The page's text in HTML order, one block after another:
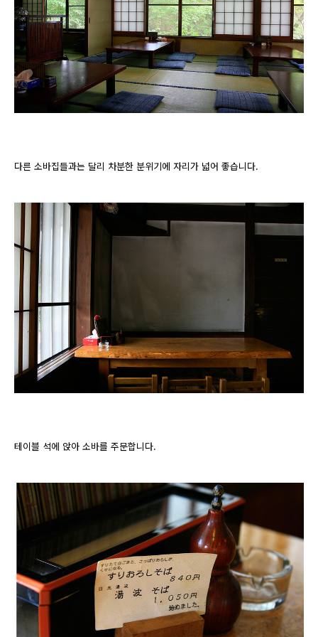
다른 소바집들과는 달리 차분한 분위기에 자리가 넓어 좋습니다.
테이블 석에 앉아 소바를 주문합니다.